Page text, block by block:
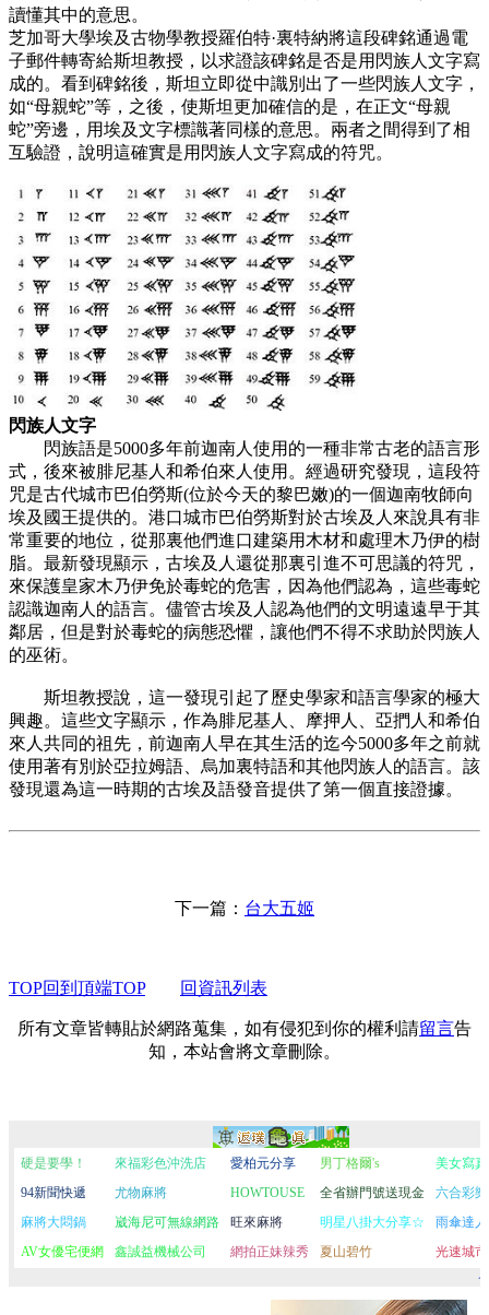
讀懂其中的意思。
芝加哥大學埃及古物學教授羅伯特·裏特納將這段碑銘通過電
子郵件轉寄給斯坦教授，以求證該碑銘是否是用閃族人文字寫
成的。看到碑銘後，斯坦立即從中識別出了一些閃族人文字，
如“母親蛇”等，之後，使斯坦更加確信的是，在正文“母親
蛇”旁邊，用埃及文字標識著同樣的意思。兩者之間得到了相
互驗證，說明這確實是用閃族人文字寫成的符咒。
閃族人文字
閃族語是5000多年前迦南人使用的一種非常古老的語言形
式，後來被腓尼基人和希伯來人使用。經過研究發現，這段符
咒是古代城市巴伯勞斯(位於今天的黎巴嫩)的一個迦南牧師向
埃及國王提供的。港口城市巴伯勞斯對於古埃及人來說具有非
常重要的地位，從那裏他們進口建築用木材和處理木乃伊的樹
脂。最新發現顯示，古埃及人還從那裏引進不可思議的符咒，
來保護皇家木乃伊免於毒蛇的危害，因為他們認為，這些毒蛇
認識迦南人的語言。儘管古埃及人認為他們的文明遠遠早于其
鄰居，但是對於毒蛇的病態恐懼，讓他們不得不求助於閃族人
的巫術。
斯坦教授說，這一發現引起了歷史學家和語言學家的極大
興趣。這些文字顯示，作為腓尼基人、摩押人、亞捫人和希伯
來人共同的祖先，前迦南人早在其生活的迄今5000多年之前就
使用著有別於亞拉姆語、烏加裏特語和其他閃族人的語言。該
發現還為這一時期的古埃及語發音提供了第一個直接證據。
下一篇： 台大五姬
TOP回到頂端TOP 回資訊列表
所有文章皆轉貼於網路蒐集，如有侵犯到你的權利請留言告
知，本站會將文章刪除。